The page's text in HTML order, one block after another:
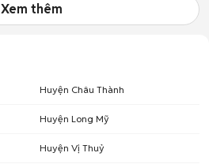
Xem thêm
Huyện Châu Thành
Huyện Long Mỹ
Huyện Vị Thuỷ